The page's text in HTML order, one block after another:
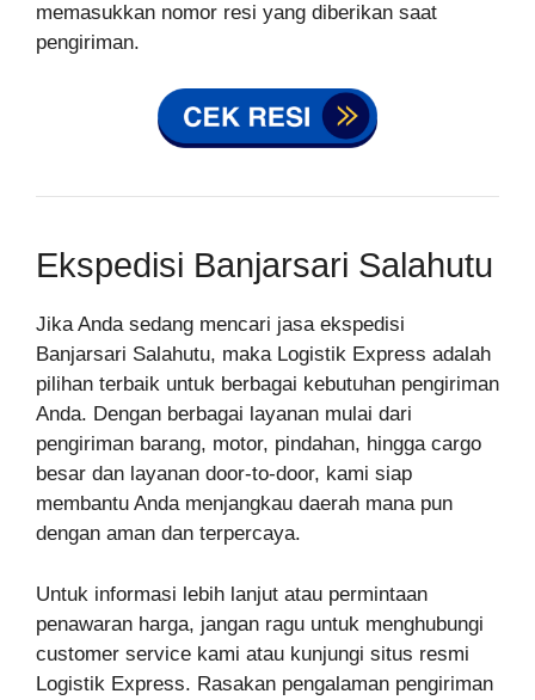
memasukkan nomor resi yang diberikan saat
pengiriman.
Ekspedisi Banjarsari Salahutu
Jika Anda sedang mencari jasa ekspedisi
Banjarsari Salahutu, maka Logistik Express adalah
pilihan terbaik untuk berbagai kebutuhan pengiriman
Anda. Dengan berbagai layanan mulai dari
pengiriman barang, motor, pindahan, hingga cargo
besar dan layanan door-to-door, kami siap
membantu Anda menjangkau daerah mana pun
dengan aman dan terpercaya.
Untuk informasi lebih lanjut atau permintaan
penawaran harga, jangan ragu untuk menghubungi
customer service kami atau kunjungi situs resmi
Logistik Express. Rasakan pengalaman pengiriman